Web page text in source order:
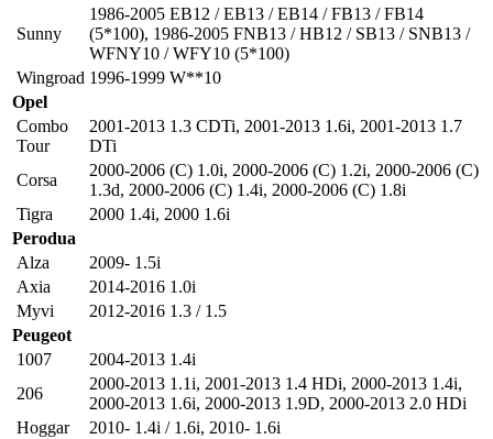
Sunny
1986-2005 EB12 / EB13 / EB14 / FB13 / FB14
(5*100), 1986-2005 FNB13 / HB12 / SB13 / SNB13 /
WFNY10 / WFY10 (5*100)
Wingroad 1996-1999 W**10
Opel
Combo
Tour
2001-2013 1.3 CDTi, 2001-2013 1.6i, 2001-2013 1.7
DTi
Corsa
2000-2006 (C) 1.0i, 2000-2006 (C) 1.2i, 2000-2006 (C)
1.3d, 2000-2006 (C) 1.4i, 2000-2006 (C) 1.8i
Tigra
2000 1.4i, 2000 1.6i
Perodua
Alza
2009- 1.5i
Axia
2014-2016 1.0i
Myvi
2012-2016 1.3 / 1.5
Peugeot
1007
2004-2013 1.4i
206
2000-2013 1.1i, 2001-2013 1.4 HDi, 2000-2013 1.4i,
2000-2013 1.6i, 2000-2013 1.9D, 2000-2013 2.0 HDi
Hoggar
2010- 1.4i / 1.6i, 2010- 1.6i